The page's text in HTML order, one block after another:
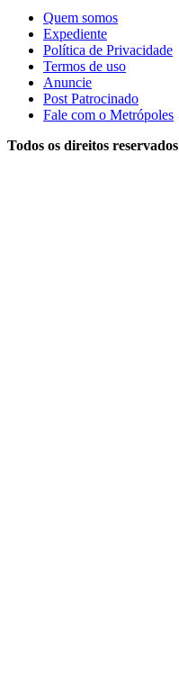
Quem somos
Expediente
Política de Privacidade
Termos de uso
Anuncie
Post Patrocinado
Fale com o Metrópoles
Todos os direitos reservados